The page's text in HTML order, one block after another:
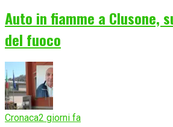
Auto in fiamme a Clusone,
del fuoco
Cronaca2 giorni fa